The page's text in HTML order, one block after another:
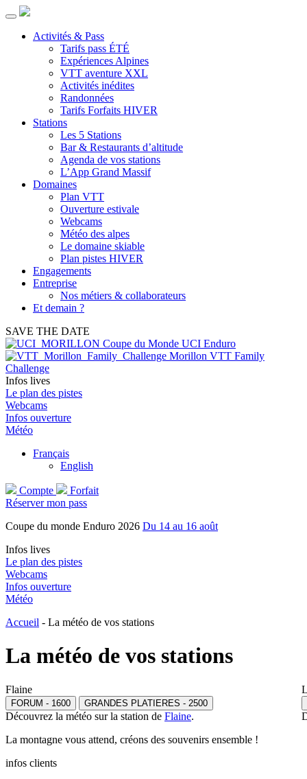
Activités & Pass
Tarifs pass ÉTÉ
Expériences Alpines
VTT aventure XXL
Activités inédites
Randonnées
Tarifs Forfaits HIVER
Stations
Les 5 Stations
Bar & Restaurants d’altitude
Agenda de vos stations
L’App Grand Massif
Domaines
Plan VTT
Ouverture estivale
Webcams
Météo des alpes
Le domaine skiable
Plan pistes HIVER
Engagements
Entreprise
Nos métiers & collaborateurs
Et demain ?
SAVE THE DATE
Coupe du Monde UCI Enduro
Morillon VTT Family
Challenge
Infos lives
Le plan des pistes
Webcams
Infos ouverture
Météo
Français
English
Compte
Forfait
Réserver mon pass
Coupe du monde Enduro 2026 Du 14 au 16 août
Infos lives
Le plan des pistes
Webcams
Infos ouverture
Météo
Accueil - La météo de vos stations
La météo de vos stations
Flaine
FORUM - 1600 GRANDES PLATIERES - 2500
Découvrez la météo sur la station de Flaine.
La montagne vous attend, créons des souvenirs ensemble !
infos clients